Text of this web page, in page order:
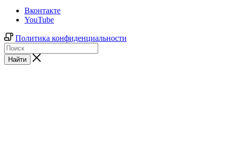
Вконтакте
YouTube
Политика конфиденциальности
Найти